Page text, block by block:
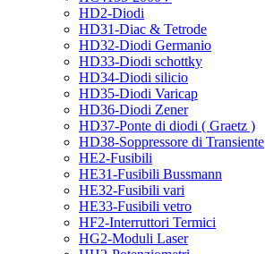
HD2-Diodi
HD31-Diac & Tetrode
HD32-Diodi Germanio
HD33-Diodi schottky
HD34-Diodi silicio
HD35-Diodi Varicap
HD36-Diodi Zener
HD37-Ponte di diodi ( Graetz )
HD38-Soppressore di Transiente
HE2-Fusibili
HE31-Fusibili Bussmann
HE32-Fusibili vari
HE33-Fusibili vetro
HF2-Interruttori Termici
HG2-Moduli Laser